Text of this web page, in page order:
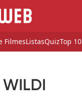
FilmesListasQuizTop 10